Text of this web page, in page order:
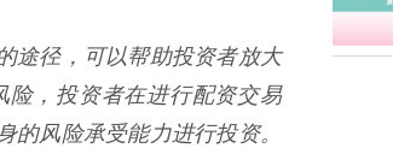
途径，可以帮助投资者放大
，投资者在进行配资交易
风险承受能力进行投资。